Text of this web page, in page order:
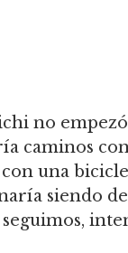
no
caminos
una
siendo